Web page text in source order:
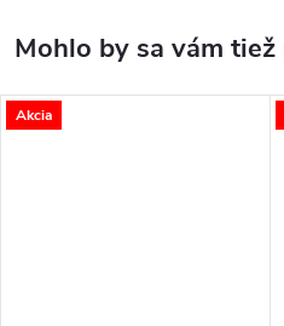
Akcia